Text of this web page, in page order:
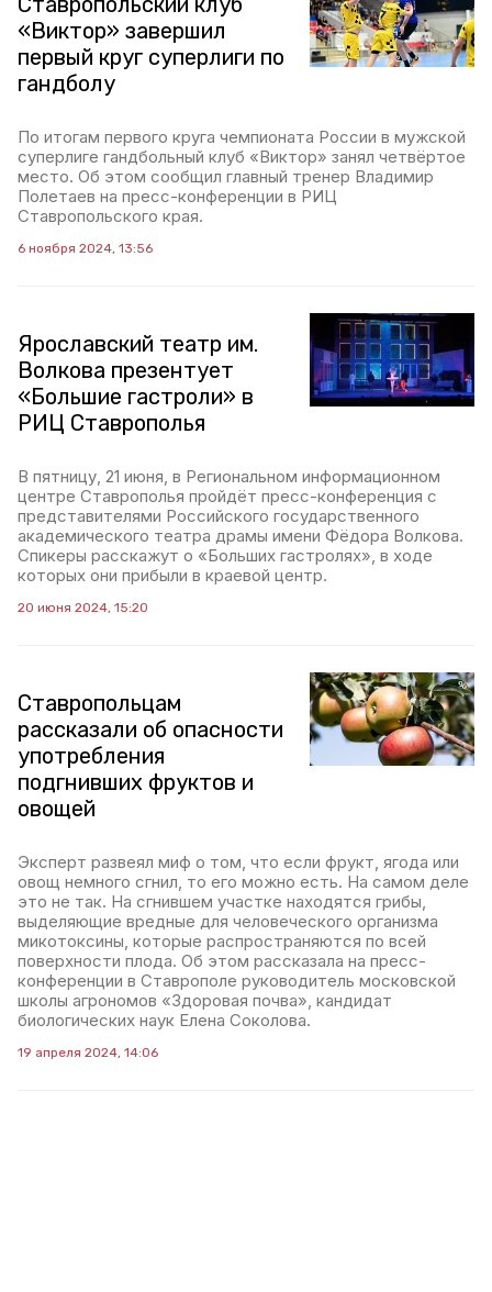
«Виктор» завершил
первый круг суперлиги по
гандболу
По итогам первого круга чемпионата России в мужской
суперлиге гандбольный клуб «Виктор» занял четвёртое
место. Об этом сообщил главный тренер Владимир
Полетаев на пресс-конференции в РИЦ
Ставропольского края.
6 ноября 2024, 13:56
Ярославский театр им.
Волкова презентует
«Большие гастроли» в
РИЦ Ставрополья
В пятницу, 21 июня, в Региональном информационном
центре Ставрополья пройдёт пресс-конференция с
представителями Российского государственного
академического театра драмы имени Фёдора Волкова.
Спикеры расскажут о «Больших гастролях», в ходе
которых они прибыли в краевой центр.
20 июня 2024, 15:20
Ставропольцам
рассказали об опасности
употребления
подгнивших фруктов и
овощей
Эксперт развеял миф о том, что если фрукт, ягода или
овощ немного сгнил, то его можно есть. На самом деле
это не так. На сгнившем участке находятся грибы,
выделяющие вредные для человеческого организма
микотоксины, которые распространяются по всей
поверхности плода. Об этом рассказала на пресс-
конференции в Ставрополе руководитель московской
школы агрономов «Здоровая почва», кандидат
биологических наук Елена Соколова.
19 апреля 2024, 14:06